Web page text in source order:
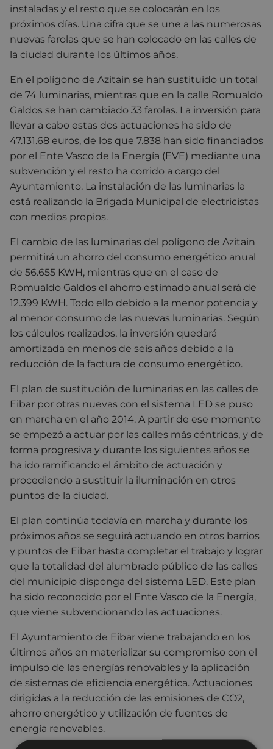
instaladas y el resto que se colocarán en los
próximos días. Una cifra que se une a las numerosas
nuevas farolas que se han colocado en las calles de
la ciudad durante los últimos años.
En el polígono de Azitain se han sustituido un total
de 74 luminarias, mientras que en la calle Romualdo
Galdos se han cambiado 33 farolas. La inversión para
llevar a cabo estas dos actuaciones ha sido de
47.131.68 euros, de los que 7.838 han sido financiados
por el Ente Vasco de la Energía (EVE) mediante una
subvención y el resto ha corrido a cargo del
Ayuntamiento. La instalación de las luminarias la
está realizando la Brigada Municipal de electricistas
con medios propios.
El cambio de las luminarias del polígono de Azitain
permitirá un ahorro del consumo energético anual
de 56.655 KWH, mientras que en el caso de
Romualdo Galdos el ahorro estimado anual será de
12.399 KWH. Todo ello debido a la menor potencia y
al menor consumo de las nuevas luminarias. Según
los cálculos realizados, la inversión quedará
amortizada en menos de seis años debido a la
reducción de la factura de consumo energético.
El plan de sustitución de luminarias en las calles de
Eibar por otras nuevas con el sistema LED se puso
en marcha en el año 2014. A partir de ese momento
se empezó a actuar por las calles más céntricas, y de
forma progresiva y durante los siguientes años se
ha ido ramificando el ámbito de actuación y
procediendo a sustituir la iluminación en otros
puntos de la ciudad.
El plan continúa todavía en marcha y durante los
próximos años se seguirá actuando en otros barrios
y puntos de Eibar hasta completar el trabajo y lograr
que la totalidad del alumbrado público de las calles
del municipio disponga del sistema LED. Este plan
ha sido reconocido por el Ente Vasco de la Energía,
que viene subvencionando las actuaciones.
El Ayuntamiento de Eibar viene trabajando en los
últimos años en materializar su compromiso con el
impulso de las energías renovables y la aplicación
de sistemas de eficiencia energética. Actuaciones
dirigidas a la reducción de las emisiones de CO2,
ahorro energético y utilización de fuentes de
energía renovables.